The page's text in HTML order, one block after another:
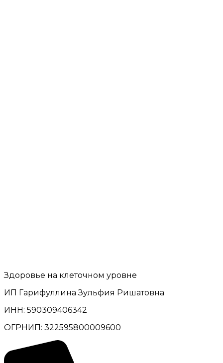
Здоровье на клеточном уровне
ИП Гарифуллина Зульфия Ришатовна
ИНН: 590309406342
ОГРНИП: 322595800009600